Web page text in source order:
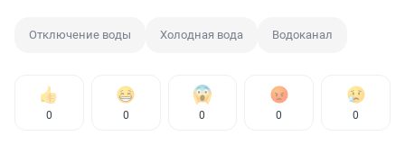
Отключение воды Холодная вода Водоканал
0 0 0 0 0